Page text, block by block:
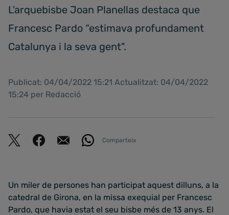
L'arquebisbe Joan Planellas destaca que
Francesc Pardo “estimava profundament
Catalunya i la seva gent".
Publicat: 04/04/2022 15:21 Actualitzat: 04/04/2022
15:24 per Redacció
Comparteix
Un miler de persones han participat aquest dilluns, a la
catedral de Girona, en la missa exequial per Francesc
Pardo, que havia estat el seu bisbe més de 13 anys. El